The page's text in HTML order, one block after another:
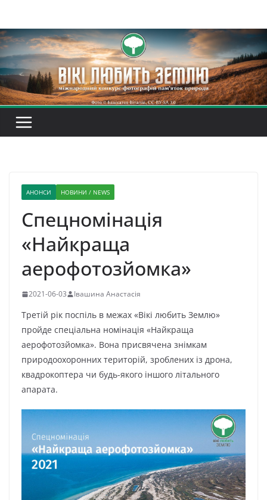
вмісту
АНОНСИ НОВИНИ / NEWS
Спецномінація
«Найкраща
аерофотозйомка»
2021-06-03 Івашина Анастасія
Третій рік поспіль в межах «Вікі любить Землю»
пройде спеціальна номінація «Найкраща
аерофотозйомка». Вона присвячена знімкам
природоохоронних територій, зроблених із дрона,
квадрокоптера чи будь-якого іншого літального
апарата.